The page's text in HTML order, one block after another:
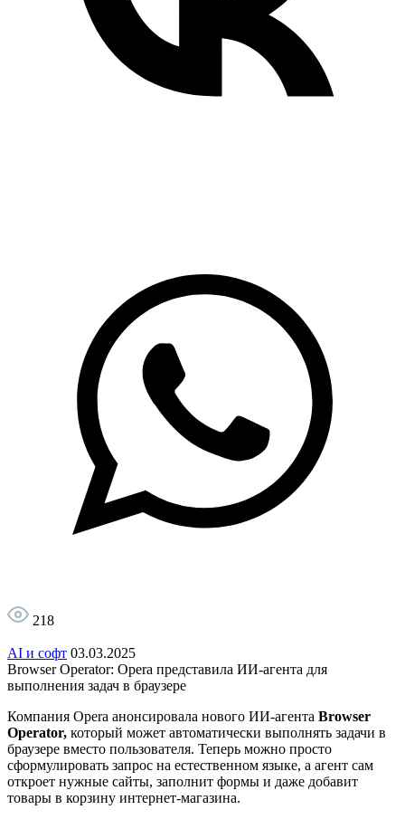
218
AI и софт 03.03.2025
Browser Operator: Opera представила ИИ-агента для
выполнения задач в браузере
Компания Opera анонсировала нового ИИ-агента Browser
Operator, который может автоматически выполнять задачи в
браузере вместо пользователя. Теперь можно просто
сформулировать запрос на естественном языке, а агент сам
откроет нужные сайты, заполнит формы и даже добавит
товары в корзину интернет-магазина.